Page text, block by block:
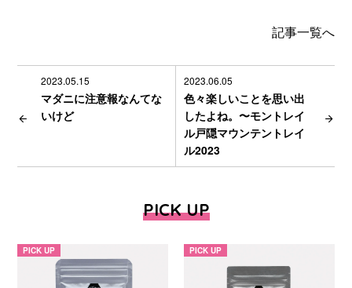
記事一覧へ
2023.05.15
マダニに注意報なんてな
いけど
2023.06.05
色々楽しいことを思い出
したよね。〜モントレイ
ル戸隠マウンテントレイ
ル2023
PICK UP
PICK UP PICK UP